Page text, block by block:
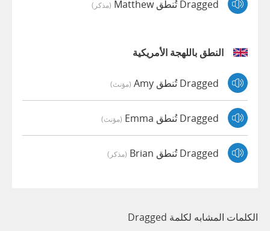
Dragged تُنطق Matthew (مذكر)
النطق باللهجة الأمريكية
Dragged تُنطق Amy (مؤنث)
Dragged تُنطق Emma (مؤنث)
Dragged تُنطق Brian (مذكر)
الكلمات المشابه لكلمة Dragged